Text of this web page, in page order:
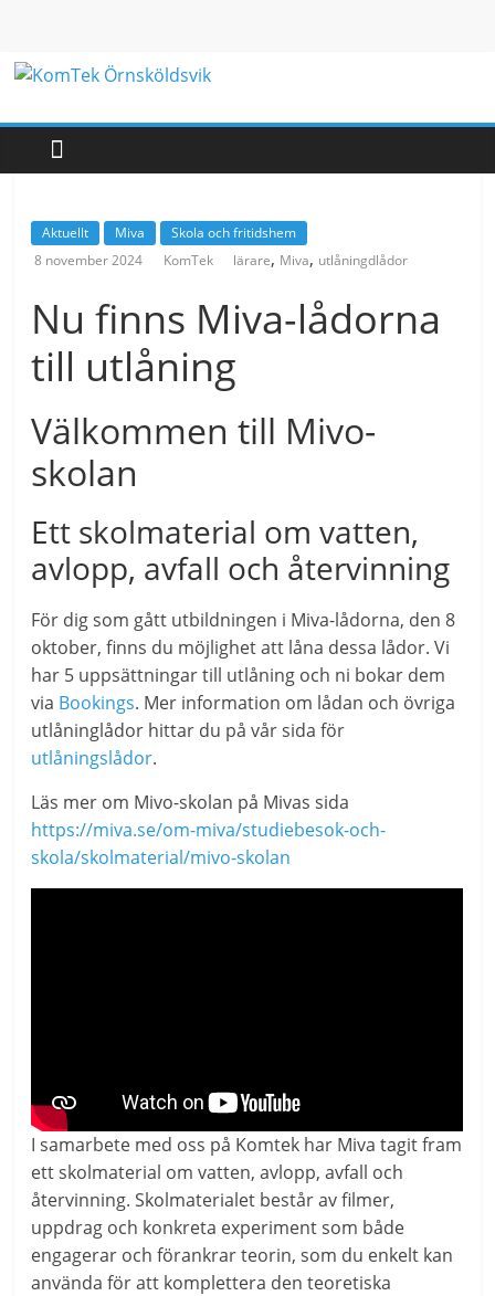
innehåll
KomTek
Örnsköldsvik
för
barn
unga
Aktuellt Miva
Skola och fritidshem
8 november 2024
KomTek lärare, Miva, utlåningdlådor
Nu finns Miva-lådorna
till utlåning
Välkommen till Mivo-
skolan
Ett skolmaterial om vatten,
avlopp, avfall och återvinning
För dig som gått utbildningen i Miva-lådorna, den 8
oktober, finns du möjlighet att låna dessa lådor. Vi
har 5 uppsättningar till utlåning och ni bokar dem
via Bookings. Mer information om lådan och övriga
utlåninglådor hittar du på vår sida för
utlåningslådor.
Läs mer om Mivo-skolan på Mivas sida
https://miva.se/om-miva/studiebesok-och-
skola/skolmaterial/mivo-skolan
I samarbete med oss på Komtek har Miva tagit fram
ett skolmaterial om vatten, avlopp, avfall och
återvinning. Skolmaterialet består av filmer,
uppdrag och konkreta experiment som både
engagerar och förankrar teorin, som du enkelt kan
använda för att komplettera den teoretiska